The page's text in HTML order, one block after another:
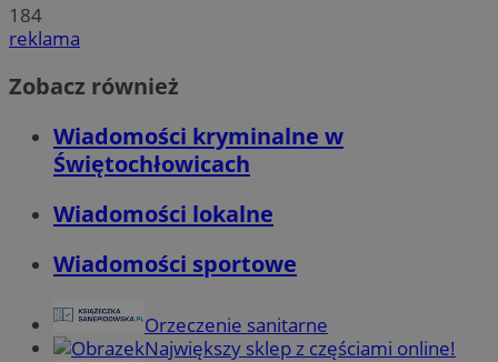
184
reklama
Zobacz również
Wiadomości kryminalne w
Świętochłowicach
Wiadomości lokalne
Wiadomości sportowe
Orzeczenie sanitarne
Największy sklep z częściami online!